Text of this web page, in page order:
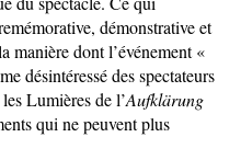
démonstrative et
manière dont l’événement «
désintéressé des spectateurs
Lumières de l’Aufklärung
qui ne peuvent plus